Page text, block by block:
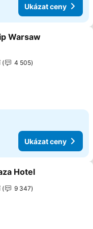
Ukázat ceny
seznam oblíbených
Warsaw
4 505
Ukázat ceny
seznam oblíbených
Hotel
9 347